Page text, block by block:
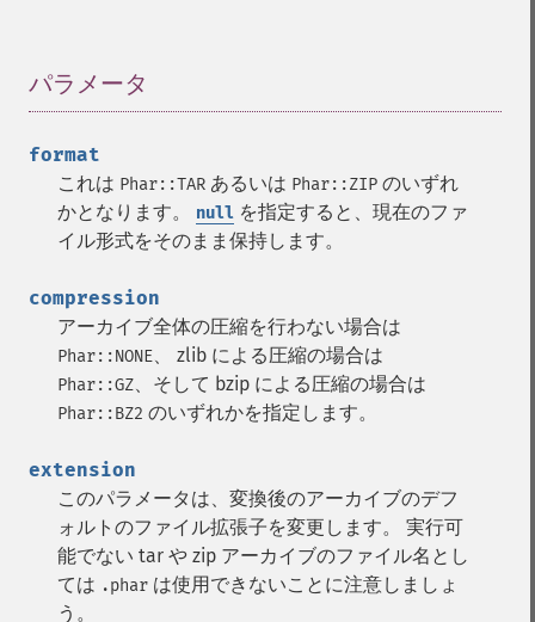
パラメータ
format
これは Phar::TAR あるいは Phar::ZIP のいずれ
かとなります。
null を指定すると、現在のファ
イル形式をそのまま保持します。
compression
アーカイブ全体の圧縮を行わない場合は
Phar::NONE、 zlib による圧縮の場合は
Phar::GZ、そして bzip による圧縮の場合は
Phar::BZ2 のいずれかを指定します。
extension
このパラメータは、変換後のアーカイブのデフ
ォルトのファイル拡張子を変更します。 実行可
能でない tar や zip アーカイブのファイル名とし
ては .phar は使用できないことに注意しましょ
う。